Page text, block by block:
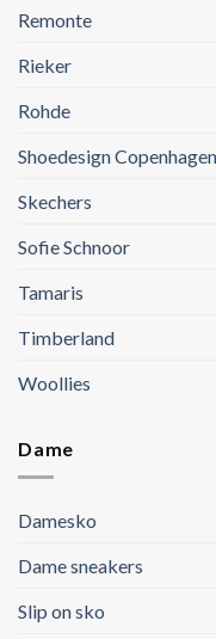
Remonte
Rieker
Rohde
Shoedesign Copenhagen
Skechers
Sofie Schnoor
Tamaris
Timberland
Woollies
Dame
Damesko
Dame sneakers
Slip on sko